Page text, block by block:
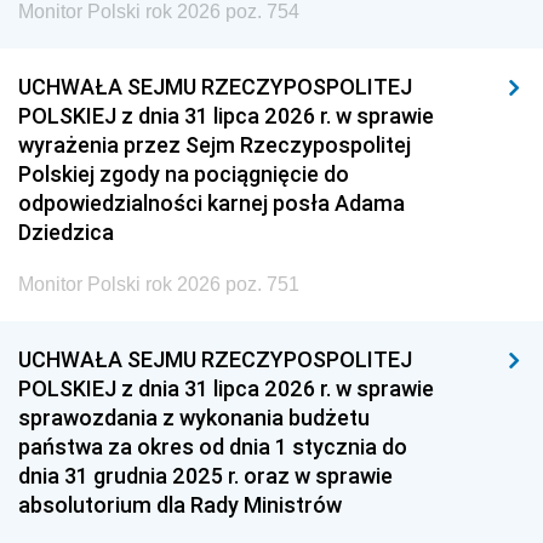
Monitor Polski rok 2026 poz. 754
UCHWAŁA SEJMU RZECZYPOSPOLITEJ
POLSKIEJ z dnia 31 lipca 2026 r. w sprawie
wyrażenia przez Sejm Rzeczypospolitej
Polskiej zgody na pociągnięcie do
odpowiedzialności karnej posła Adama
Dziedzica
Monitor Polski rok 2026 poz. 751
UCHWAŁA SEJMU RZECZYPOSPOLITEJ
POLSKIEJ z dnia 31 lipca 2026 r. w sprawie
sprawozdania z wykonania budżetu
państwa za okres od dnia 1 stycznia do
dnia 31 grudnia 2025 r. oraz w sprawie
absolutorium dla Rady Ministrów